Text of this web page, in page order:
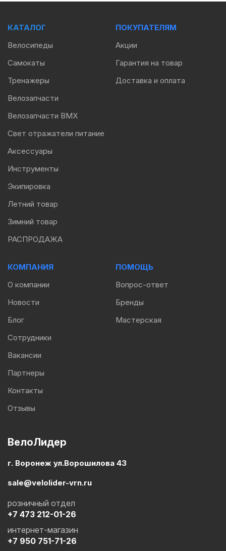
ВелоЛидер
г. Воронеж ул.Ворошилова 43
sale@velolider-vrn.ru
+7 473 212-01-26
розничный отдел
+7 950 751-71-26
интернет-магазин
КАТАЛОГ
Велосипеды
Самокаты
Тренажеры
Велозапчасти
Велозапчасти BMX
Свет отражатели питание
Аксессуары
Инструменты
Экипировка
Летний товар
Зимний товар
РАСПРОДАЖА
ПОКУПАТЕЛЯМ
Акции
Гарантия на товар
Доставка и оплата
КОМПАНИЯ
О компании
Новости
Блог
Сотрудники
Вакансии
Партнеры
Контакты
Отзывы
ПОМОЩЬ
Вопрос-ответ
Бренды
Мастерская